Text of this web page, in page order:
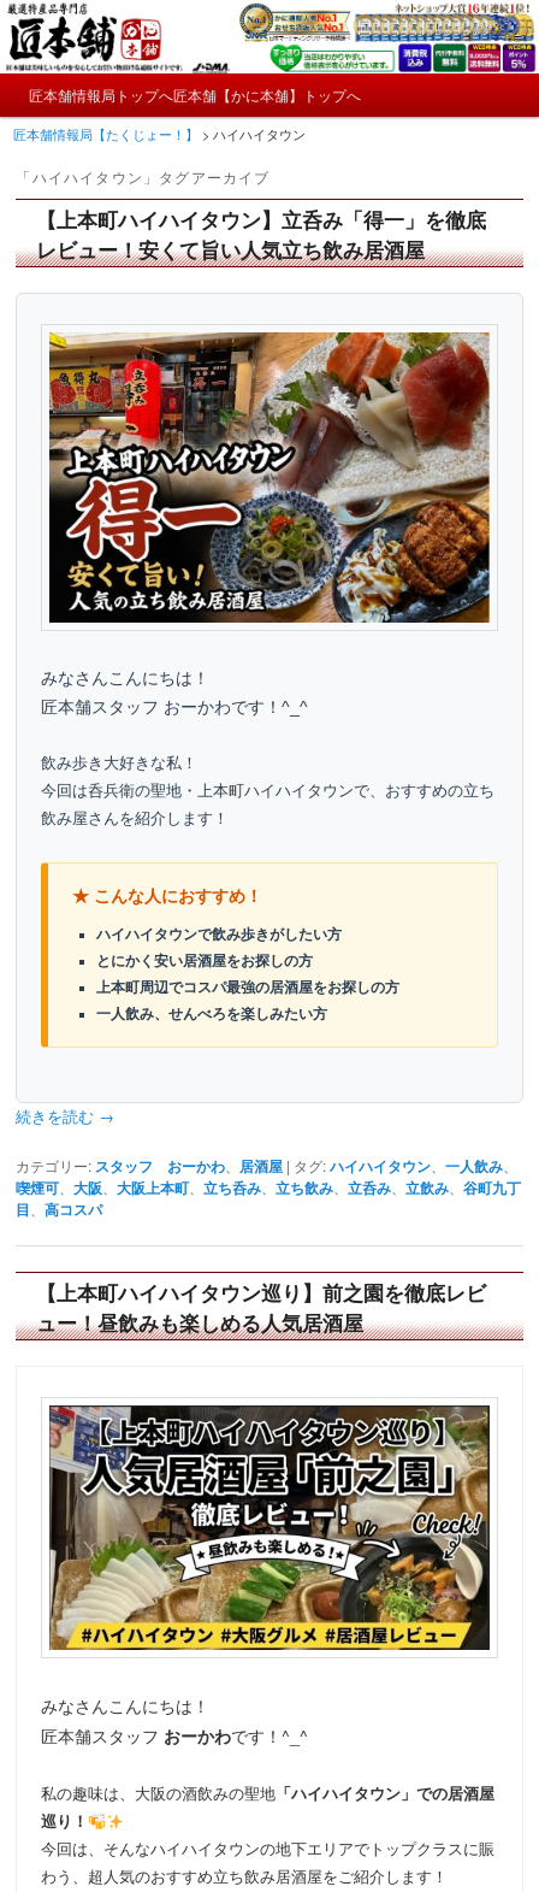
メ
イ
ン
ン
テ
サ
ブ
コ
テ
ン
匠本舗情報局【たくじょー！】
かにやおせちについてのおもしろ情報や興味深い記事をお届けします。
ン
メ
イ
ン
コ
テ
ン
ツ
へ
サ
ブ
コ
ン
ン
ツ
へ
移
匠本舗情報局トップへ匠本舗【かに本舗】トップへ
匠本舗情報局【たくじょー！】 >ハイハイタウン
「ハイハイタウン 」タグアーカイブ
【上本町ハイハイタウン】立呑み「得一」を徹底
レビュー！安くて旨い人気立ち飲み居酒屋
みなさんこんにちは！
匠本舗スタッフ おーかわです！^_^
飲み歩き大好きな私！
今回は呑兵衛の聖地・上本町ハイハイタウンで、おすすめの立ち
飲み屋さんを紹介します！
★ こんな人におすすめ！
ハイハイタウンで飲み歩きがしたい方
とにかく安い居酒屋をお探しの方
上本町周辺でコスパ最強の居酒屋をお探しの方
一人飲み、せんべろを楽しみたい方
続きを読む →
カテゴリー: スタッフ おーかわ 居酒屋 | タグ: ハイハイタウン 、一人飲み
喫煙可 、大阪 、大阪上本町、立ち呑み 、立ち飲み 、立呑み 、立飲み 、谷町九丁
目
、高コスパ
【上本町ハイハイタウン巡り】前之園を徹底レビ
ュー！昼飲みも楽しめる人気居酒屋
みなさんこんにちは！
匠本舗スタッフ おーかわです！^_^
私の趣味は、大阪の酒飲みの聖地 「ハイハイタウン」での居酒屋
巡り！
今回は、そんなハイハイタウンの地下エリアでトップクラスに賑
わう、超人気のおすすめ立ち飲み居酒屋をご紹介します！